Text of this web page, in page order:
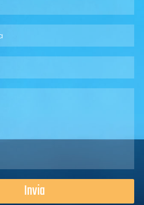
Invia